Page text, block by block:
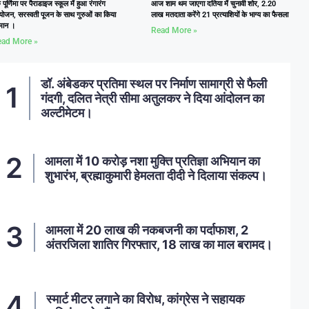
पर पैराडाइज स्कूल में हुआ रंगारंग
सरस्वती पूजन के साथ गुरुओं का किया
।
More »
आज शाम थम जाएगा दतिया में चुनावी शोर, 2.20
लाख मतदाता करेंगे 21 प्रत्याशियों के भाग्य का फैसला
Read More »
डॉ. अंबेडकर प्रतिमा स्थल पर निर्माण सामाग्री से फैली
गंदगी, दलित नेत्री सीमा अतुलकर ने दिया आंदोलन का
अल्टीमेटम।
आमला में 10 करोड़ नशा मुक्ति प्रतिज्ञा अभियान का
शुभारंभ, ब्रह्माकुमारी हेमलता दीदी ने दिलाया संकल्प।
आमला में 20 लाख की नकबजनी का पर्दाफाश, 2
अंतरजिला शातिर गिरफ्तार, 18 लाख का माल बरामद।
स्मार्ट मीटर लगाने का विरोध, कांग्रेस ने सहायक